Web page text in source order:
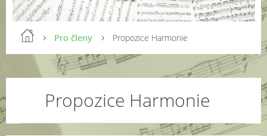
Pro členy Propozice Harmonie
Propozice Harmonie